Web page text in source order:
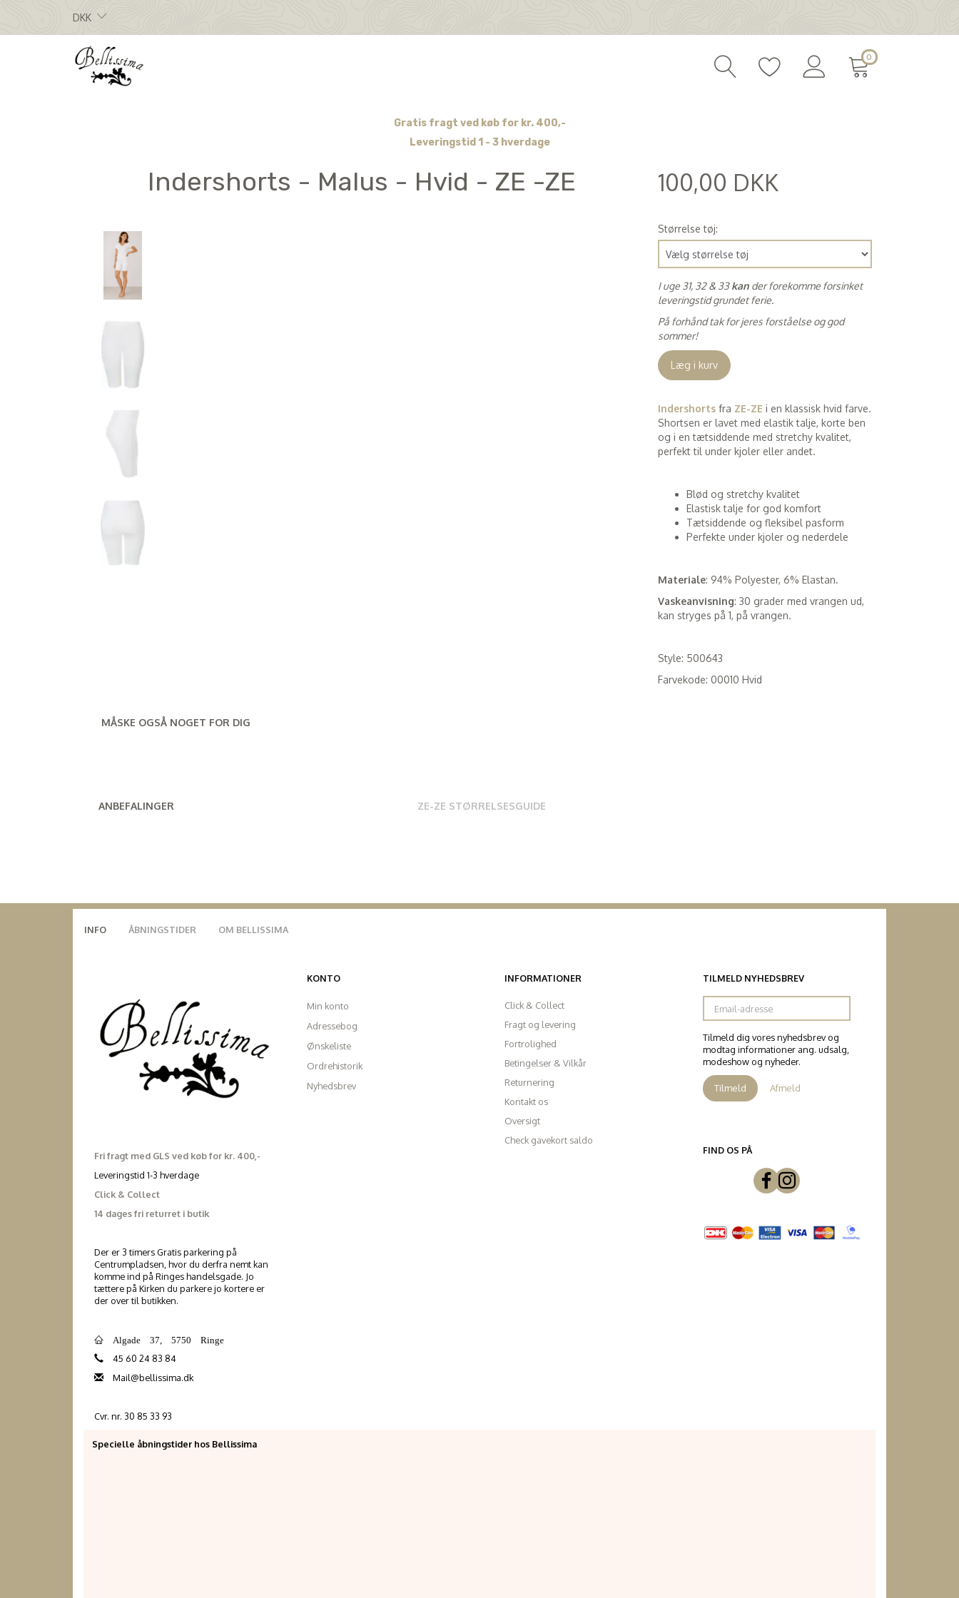
DKK
0
Gratis fragt ved køb for kr. 400,-
Leveringstid 1 - 3 hverdage
Indershorts - Malus - Hvid - ZE -ZE 100,00 DKK
Størrelse tøj:
I uge 31, 32 & 33kan der forekomme forsinket
leveringstid grundet ferie.
På forhånd tak for jeres forståelse og god
sommer!
Læg i kurv
Indershorts fra ZE-ZE i en klassisk hvid farve.
Shortsen er lavet med elastik talje, korte ben
og i en tætsiddende med stretchy kvalitet,
perfekt til under kjoler eller andet.
Blød og stretchy kvalitet
Elastisk talje for god komfort
Tætsiddende og fleksibel pasform
Perfekte under kjoler og nederdele
Materiale: 94% Polyester, 6% Elastan.
Vaskeanvisning: 30 grader med vrangen ud,
kan stryges på 1, på vrangen.
Style: 500643
Farvekode: 00010 Hvid
MÅSKE OGSÅ NOGET FOR DIG
ANBEFALINGER ZE-ZE STØRRELSESGUIDE
INFO ÅBNINGSTIDER OM BELLISSIMA
Fri fragt med GLS ved køb for kr. 400,-
Leveringstid 1-3 hverdage
Click & Collect
14 dages fri returret i butik
Der er 3 timers Gratis parkering på
Centrumpladsen, hvor du derfra nemt kan
komme ind på Ringes handelsgade. Jo
tættere på Kirken du parkere jo kortere er
der over til butikken.
Algade 37, 5750 Ringe
45 60 24 83 84
Mail@bellissima.dk
Cvr. nr. 30 85 33 93
KONTO
Min konto
Adressebog
Ønskeliste
Ordrehistorik
Nyhedsbrev
INFORMATIONER
Click & Collect
Fragt og levering
Fortrolighed
Betingelser & Vilkår
Returnering
Kontakt os
Oversigt
Check gavekort saldo
TILMELD NYHEDSBREV
Email-
adresse
Tilmeld dig vores nyhedsbrev og
modtag informationer ang. udsalg,
modeshow og nyheder.
Tilmeld Afmeld
FIND OS PÅ
Specielle åbningstider hos Bellissima